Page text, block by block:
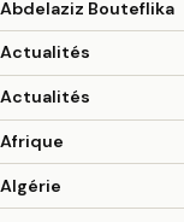
Abdelaziz Bouteflika
Actualités
Actualités
Afrique
Algérie